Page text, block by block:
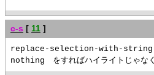
"，",
=true
c-s [ 11 ]
replace-selection-with-string
nothing をすればハイライトじゃな